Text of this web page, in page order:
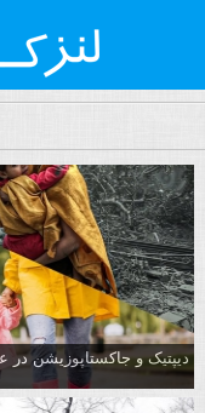
دیپتیک و جاکستا‌پوزیشن در